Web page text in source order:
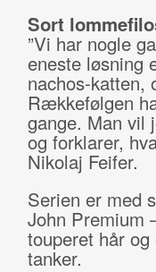
Sort
”Vi har nogle
eneste løsning
nachos-katten,
Rækkefølgen
gange. Man vil
og forklarer,
Nikolaj Feifer.
Serien er med
John Premium
touperet hår
tanker.